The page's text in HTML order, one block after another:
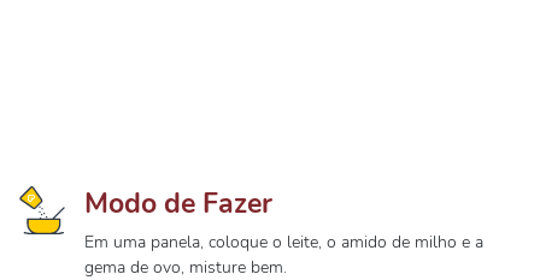
Modo de Fazer
Em uma panela, coloque o leite, o amido de milho e a
gema de ovo, misture bem.